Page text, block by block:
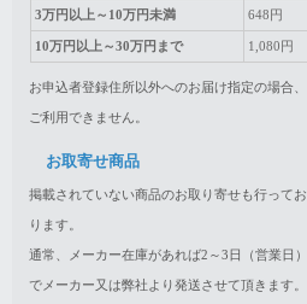
3万円以上～10万円未満 648円
10万円以上～30万円まで 1,080円
お申込者登録住所以外へのお届け指定の場合、
ご利用できません。
お取寄せ商品
掲載されていない商品のお取り寄せも行ってお
ります。
通常、メーカー在庫があれば2～3日（営業日）
でメーカー又は弊社より発送させて頂きます。